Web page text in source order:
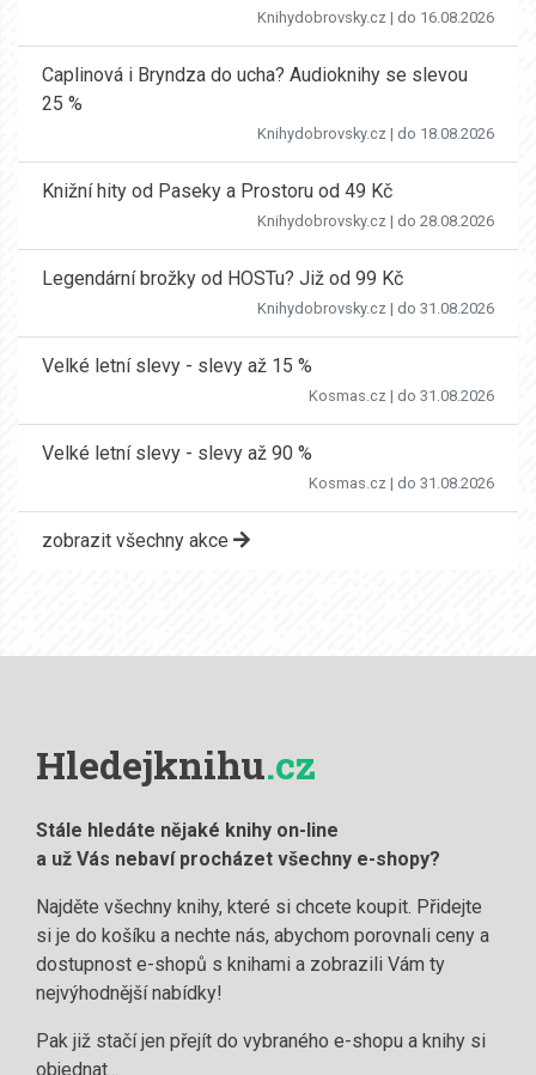
Knihydobrovsky.cz | do 16.08.2026
Caplinová i Bryndza do ucha? Audioknihy se slevou
25 %
Knihydobrovsky.cz | do 18.08.2026
Knižní hity od Paseky a Prostoru od 49 Kč
Knihydobrovsky.cz | do 28.08.2026
Legendární brožky od HOSTu? Již od 99 Kč
Knihydobrovsky.cz | do 31.08.2026
Velké letní slevy - slevy až 15 %
Kosmas.cz | do 31.08.2026
Velké letní slevy - slevy až 90 %
Kosmas.cz | do 31.08.2026
zobrazit všechny akce
Hledejknihu.cz
Stále hledáte nějaké knihy on-line
a už Vás nebaví procházet všechny e-shopy?
Najděte všechny knihy, které si chcete koupit. Přidejte
si je do košíku a nechte nás, abychom porovnali ceny a
dostupnost e-shopů s knihami a zobrazili Vám ty
nejvýhodnější nabídky!
Pak již stačí jen přejít do vybraného e-shopu a knihy si
objednat...